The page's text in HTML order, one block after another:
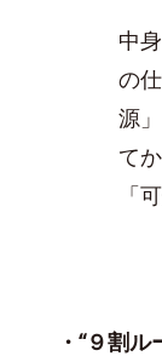
中
の
源
て
「
・“９割